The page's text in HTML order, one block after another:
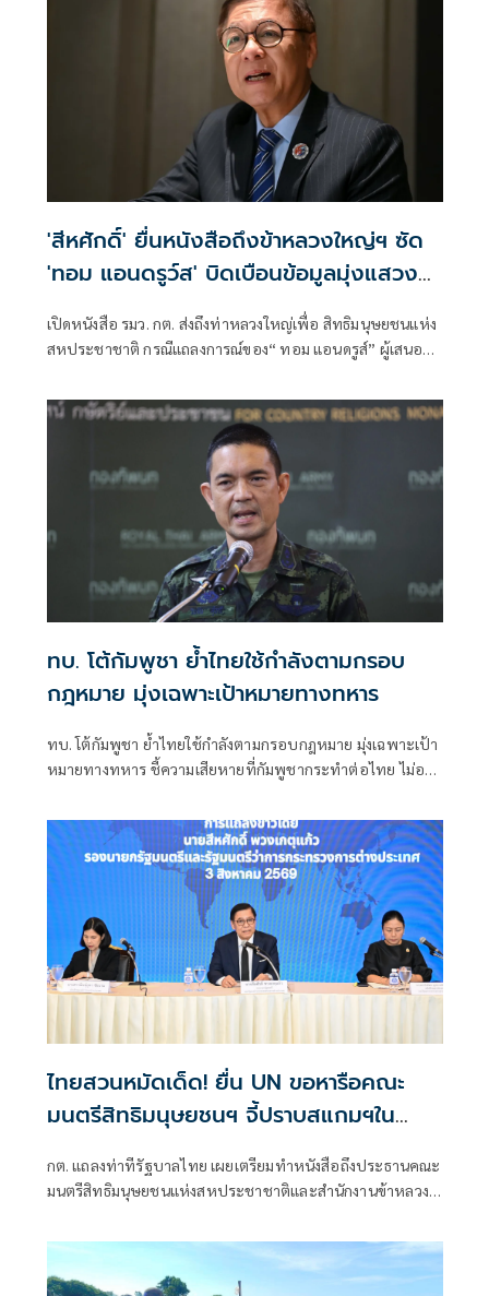
'สีหศักดิ์' ยื่นหนังสือถึงข้าหลวงใหญ่ฯ ซัด
'ทอม แอนดรูว์ส' บิดเบือนข้อมูลมุ่งแสวงหา
ผลประโยชน์ทางการเมือง
เปิดหนังสือ รมว. กต. ส่งถึงท่าหลวงใหญ่เพื่อ สิทธิมนุษยชนแห่ง
สหประชาชาติ กรณีแถลงการณ์ของ“ ทอม แอนดรูส์” ผู้เสนอ
พาดพิงไทยด้วยข้อมูลที่ไม่ตรงกับความเป็นจริง
ทบ. โต้กัมพูชา ย้ำไทยใช้กำลังตามกรอบ
กฎหมาย มุ่งเฉพาะเป้าหมายทางทหาร
ทบ. โต้กัมพูชา ย้ำไทยใช้กำลังตามกรอบกฎหมาย มุ่งเฉพาะเป้า
หมายทางทหาร ชี้ความเสียหายที่กัมพูชากระทำต่อไทย ไม่อาจ
ไทยสวนหมัดเด็ด! ยื่น UN ขอหารือคณะ
มนตรีสิทธิมนุษยชนฯ จี้ปราบสแกมฯใน
กต. แถลงท่าทีรัฐบาลไทย เผยเตรียมทำหนังสือถึงประธานคณะ
มนตรีสิทธิมนุษยชนแห่งสหประชาชาติและสำนักงานข้าหลวง
รายงานพิเศษพาดพิงประเทศไทย มีหลายประเด็นที่ไม่เห็นด้วย
ชี้กระทบความเป็นกลาง -เที่ยงธรรม “สีหศักดิ์”